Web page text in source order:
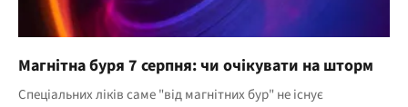
Магнітна буря 7 серпня: чи очікувати на шторм
Спеціальних ліків саме "від магнітних бур" не існує